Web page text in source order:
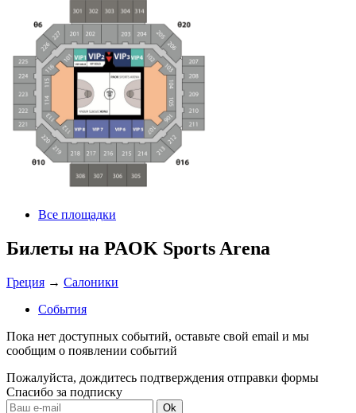
Все площадки
Билеты на PAOK Sports Arena
Греция → Салоники
События
Пока нет доступных событий, оставьте свой email и мы
сообщим о появлении событий
Пожалуйста, дождитесь подтверждения отправки формы
Спасибо за подписку